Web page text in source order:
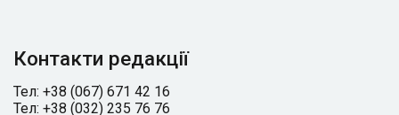
Контакти редакції
Тел: +38 (067) 671 42 16
Тел: +38 (032) 235 76 76